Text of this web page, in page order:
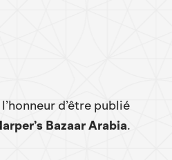
d’être publié
Bazaar Arabia.